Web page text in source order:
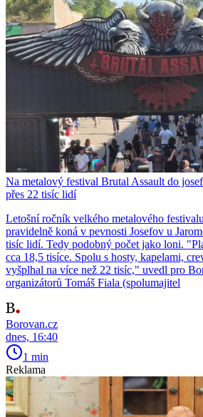
Na metalový festival Brutal Assault do
přes 22 tisíc lidí
Letošní ročník velkého metalového
pravidelně koná v pevnosti Josefov u
tisíc lidí. Tedy podobný počet jako loni.
cca 18,5 tisíce. Spolu s hosty, kapelami,
vyšplhal na více než 22 tisíc," uvedl pro
organizátorů Tomáš Fiala (spolumajitel
Borovan.cz
dnes, 16:40
1 min
Reklama